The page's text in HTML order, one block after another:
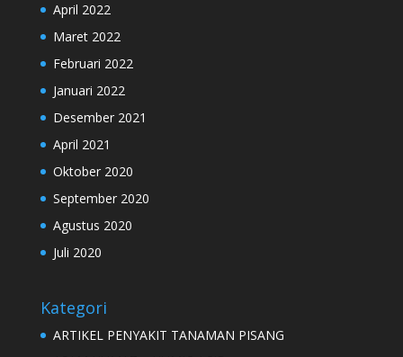
April 2022
Maret 2022
Februari 2022
Januari 2022
Desember 2021
April 2021
Oktober 2020
September 2020
Agustus 2020
Juli 2020
Kategori
ARTIKEL PENYAKIT TANAMAN PISANG